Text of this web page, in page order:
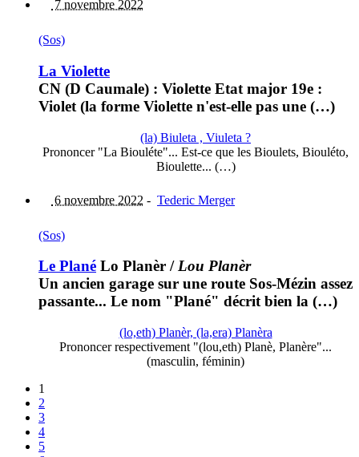
7 novembre 2022
(Sos)
La Violette
CN (D Caumale) : Violette Etat major 19e :
Violet (la forme Violette n'est-elle pas une (…)
(la) Biuleta , Viuleta ?
Prononcer "La Biouléte"... Est-ce que les Bioulets, Biouléto,
Bioulette... (…)
6 novembre 2022 - Tederic Merger
(Sos)
Le Plané Lo Planèr /Lou Planèr
Un ancien garage sur une route Sos-Mézin assez
passante... Le nom "Plané" décrit bien la (…)
(lo,eth) Planèr, (la,era) Planèra
Prononcer respectivement "(lou,eth) Planè, Planère"...
(masculin, féminin)
1
2
3
4
5